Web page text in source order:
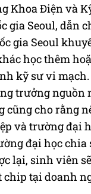
Khoa Điện và
gia Seoul, dẫn
gia Seoul
học thêm
kỹ sư vi
trưởng nguồn
cũng cho rằng
và trường đại
đại học
lại, sinh viên
chip tại doanh